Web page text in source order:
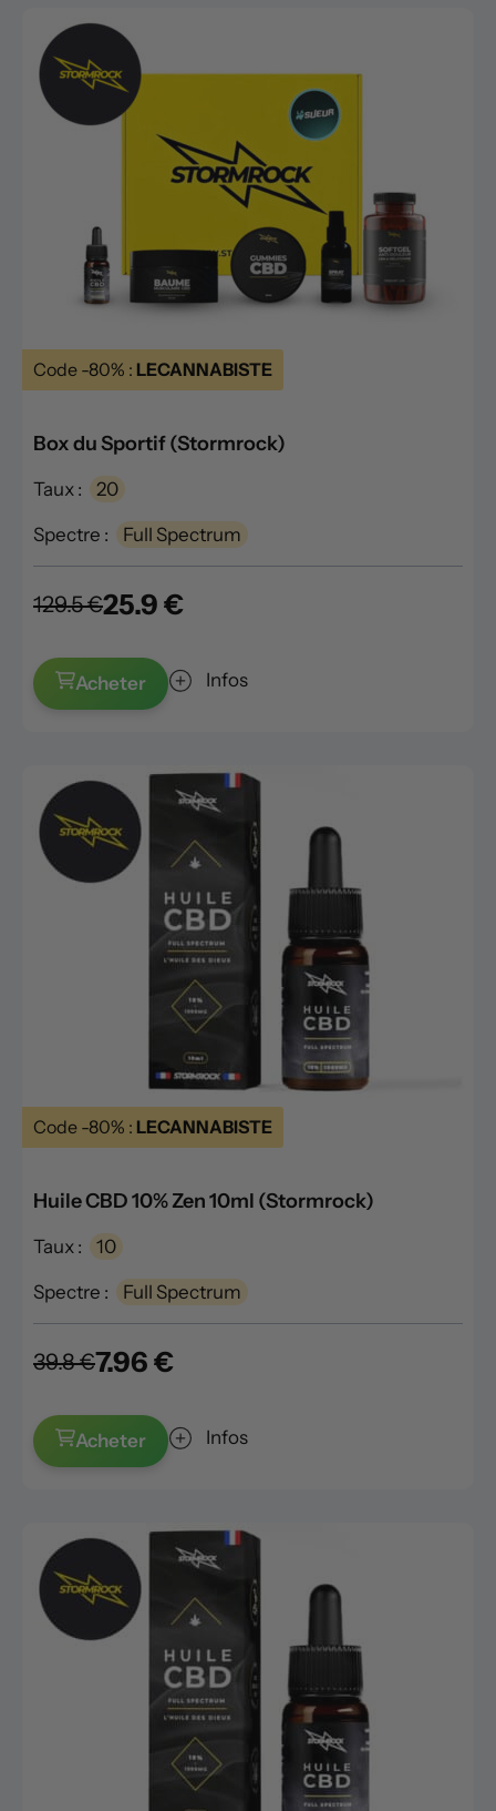
Code -80% : LECANNABISTE
Box du Sportif (Stormrock)
Taux : 20
Spectre : Full Spectrum
129.5 €25.9 €
Acheter Infos
Code -80% : LECANNABISTE
Huile CBD 10% Zen 10ml (Stormrock)
Taux : 10
Spectre : Full Spectrum
39.8 €7.96 €
Acheter Infos